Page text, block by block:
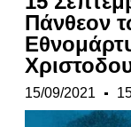
Πάνθεον
15/09/2021